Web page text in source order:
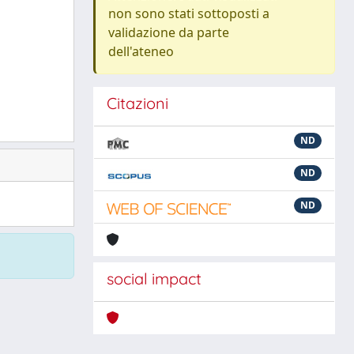
non sono stati sottoposti a
validazione da parte
dell'ateneo
Citazioni
ND
ND
ND
social impact